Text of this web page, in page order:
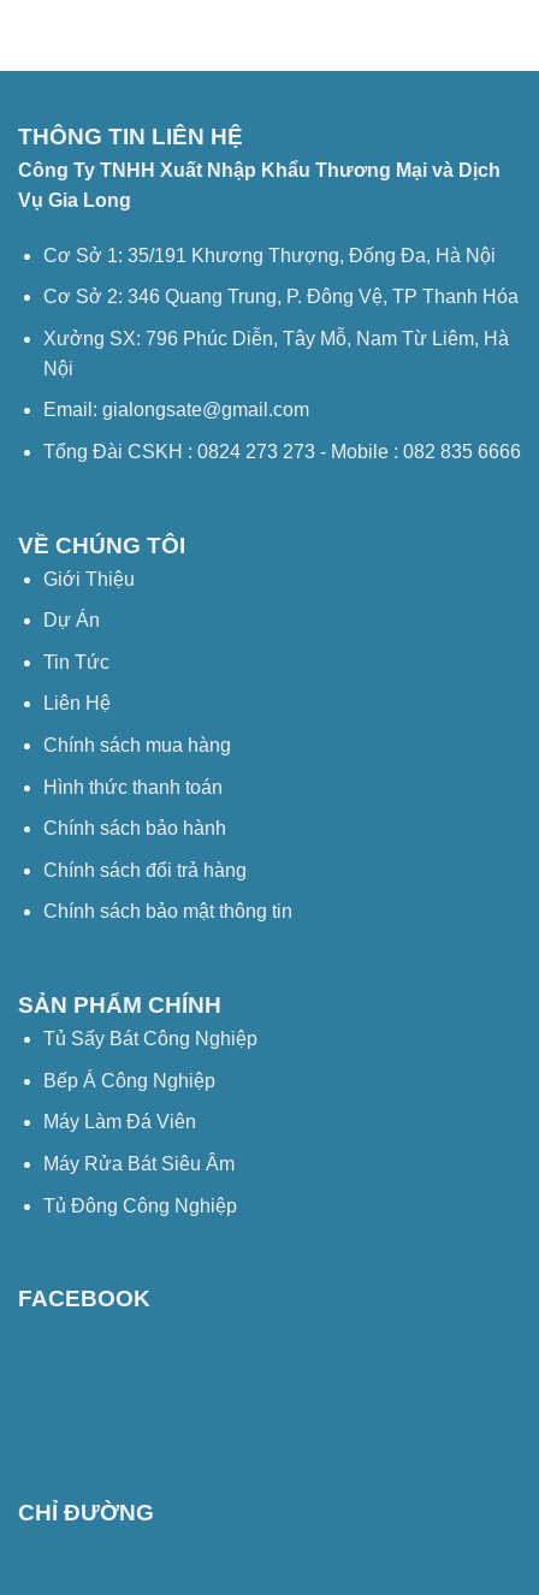
Nghiệp
THÔNG TIN LIÊN HỆ
Công Ty TNHH Xuất Nhập Khẩu Thương Mại và Dịch
Vụ Gia Long
Cơ Sở 1: 35/191 Khương Thượng, Đống Đa, Hà Nội
Cơ Sở 2: 346 Quang Trung, P. Đông Vệ, TP Thanh Hóa
Xưởng SX: 796 Phúc Diễn, Tây Mỗ, Nam Từ Liêm, Hà
Nội
Email: gialongsate@gmail.com
Tổng Đài CSKH : 0824 273 273 - Mobile : 082 835 6666
VỀ CHÚNG TÔI
Giới Thiệu
Dự Án
Tin Tức
Liên Hệ
Chính sách mua hàng
Hình thức thanh toán
Chính sách bảo hành
Chính sách đổi trả hàng
Chính sách bảo mật thông tin
SẢN PHẨM CHÍNH
Tủ Sấy Bát Công Nghiệp
Bếp Á Công Nghiệp
Máy Làm Đá Viên
Máy Rửa Bát Siêu Âm
Tủ Đông Công Nghiệp
FACEBOOK
CHỈ ĐƯỜNG